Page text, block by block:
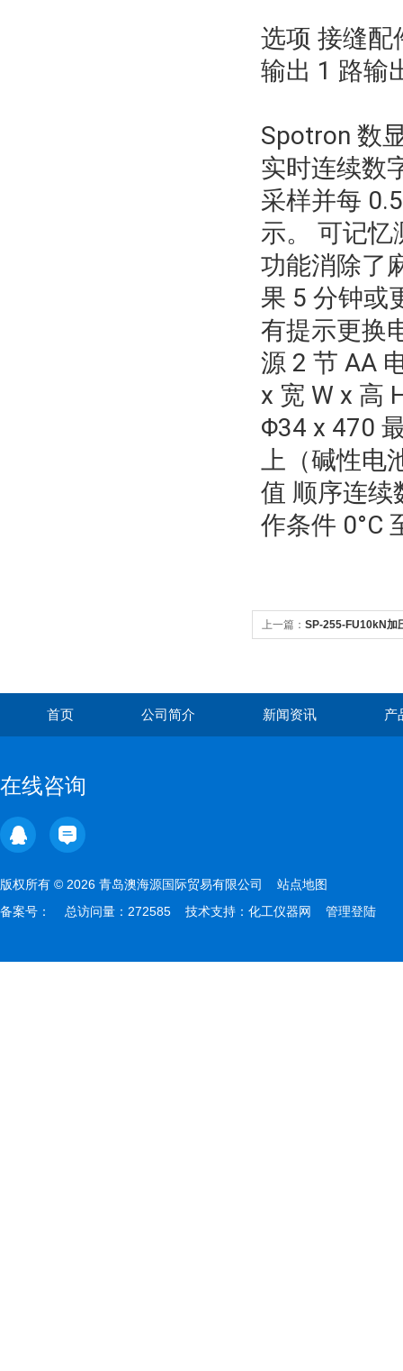
选项 接缝配
输出 1 路输
Spotron 数
实时连续数
采样并每
示。 可记忆
功能消除了
果 5 分钟或
有提示更换
源 2 节 AA
x 宽 W x 高
Φ34 x 470
上（碱性电
值 顺序连续
作条件 0°C
上一篇： SP-255-FU10kN加
首页 公司简介 新闻资讯 产
在线咨询
版权所有 © 2026 青岛澳海源国际贸易有限公司 站点地图
备案号：
总访问量：272585 技术支持： 化工仪器网 管理登陆